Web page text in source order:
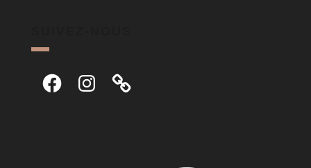
FacebookInstagram